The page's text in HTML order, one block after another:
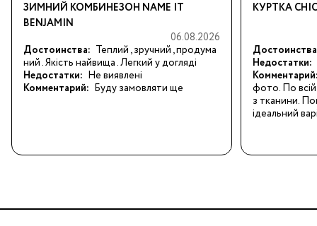
ЗИМНИЙ КОМБИНЕЗОН NAME IT
BENJAMIN
06.08.2026
Достоинства: Теплий , зручний , продума
ний . Якість найвища . Легкий у догляді
Недостатки: Не виявлені
Комментарий: Буду замовляти ще
КУРТКА
Недостатки:
фото. По всій
з тканини.
ідеальний